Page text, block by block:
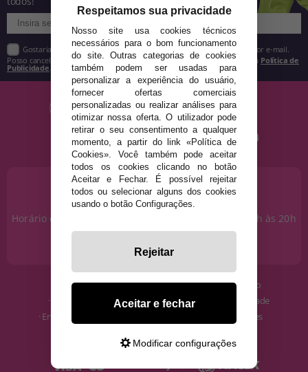
Gostaria de receber descontos exclusivos, novidades e tendências por e-mail.
Posso cancelar a inscrição a qualquer momento, conforme estipulado na Política de
Publicidade
PRECISA DE AJUDA?
915 793 695
Horário de segunda a sexta das 10h às 14h e das 17h às 20h
info@disfracestuyyo.pt
· Quem somos
· Como comprar
· Envios e Devoluções
· Condições de uso
· Política de Privacidade
· Política de Cookies
Respeitamos sua privacidade
Nosso site usa cookies técnicos
necessários para o bom funcionamento
do site. Outras categorias de cookies
também podem ser usadas para
personalizar a experiência do usuário,
fornecer ofertas comerciais
personalizadas ou realizar análises para
otimizar nossa oferta. O utilizador pode
retirar o seu consentimento a qualquer
momento, a partir do link «Política de
Cookies». Você também pode aceitar
todos os cookies clicando no botão
Aceitar e Fechar. É possível rejeitar
todos ou selecionar alguns dos cookies
usando o botão Configurações.
Rejeitar
Aceitar e fechar
Modificar configurações